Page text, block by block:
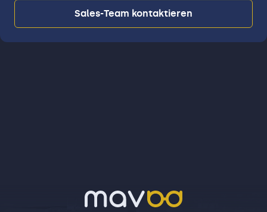
Sales-Team kontaktieren